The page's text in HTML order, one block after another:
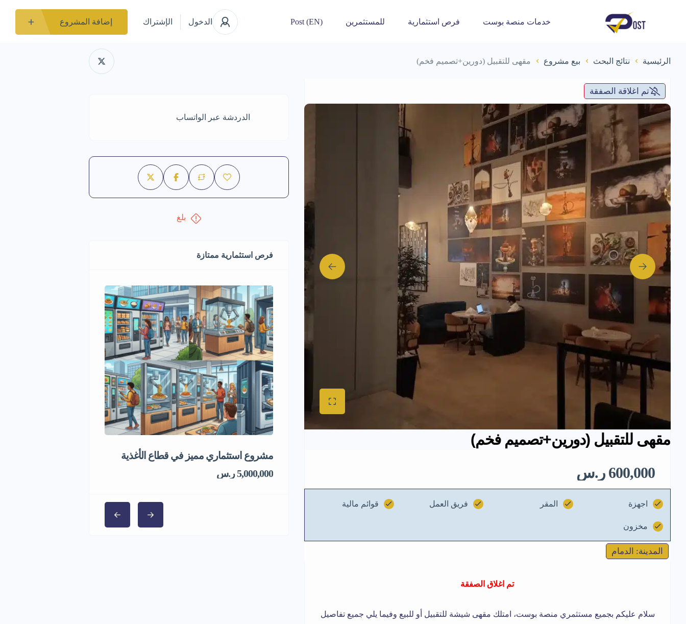
خدمات منصة بوست فرص استثمارية للمستثمرين Post (EN) الدخول الإشتراك إضافة المشروع
الرئيسية نتائج البحث بيع مشروع مقهى للتقبيل (دورين+تصميم فخم)
تم اغلاقة الصفقة
مقهى للتقبيل (دورين+تصميم فخم)
600,000 ر.س
اجهزة المقر فريق العمل قوائم مالية
مخزون
المدينة: الدمام
تم اغلاق الصفقة
سلام عليكم بجميع مستثمري منصة بوست، امتلك مقهى شيشة للتقبيل أو للبيع وفيما يلي جميع تفاصيل
الدردشة عبر الواتساب
بلغ
فرص استثمارية ممتازة
مشروع استثماري مميز في قطاع الأغذية
5,000,000 ر.س